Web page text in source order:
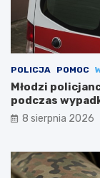
POLICJA POMOC
Młodzi
podczas
8 sierpnia 2026